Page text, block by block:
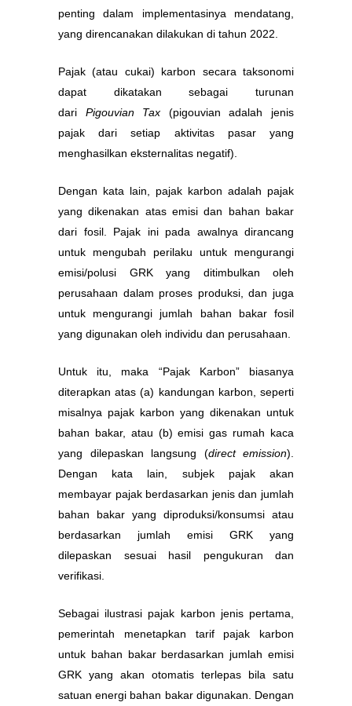
penting dalam implementasinya mendatang,
yang direncanakan dilakukan di tahun 2022.
Pajak (atau cukai) karbon secara taksonomi
dapat dikatakan sebagai turunan
dari Pigouvian Tax (pigouvian adalah jenis
pajak dari setiap aktivitas pasar yang
menghasilkan eksternalitas negatif).
Dengan kata lain, pajak karbon adalah pajak
yang dikenakan atas emisi dan bahan bakar
dari fosil. Pajak ini pada awalnya dirancang
untuk mengubah perilaku untuk mengurangi
emisi/polusi GRK yang ditimbulkan oleh
perusahaan dalam proses produksi, dan juga
untuk mengurangi jumlah bahan bakar fosil
yang digunakan oleh individu dan perusahaan.
Untuk itu, maka “Pajak Karbon” biasanya
diterapkan atas (a) kandungan karbon, seperti
misalnya pajak karbon yang dikenakan untuk
bahan bakar, atau (b) emisi gas rumah kaca
yang dilepaskan langsung (direct emission).
Dengan kata lain, subjek pajak akan
membayar pajak berdasarkan jenis dan jumlah
bahan bakar yang diproduksi/konsumsi atau
berdasarkan jumlah emisi GRK yang
dilepaskan sesuai hasil pengukuran dan
verifikasi.
Sebagai ilustrasi pajak karbon jenis pertama,
pemerintah menetapkan tarif pajak karbon
untuk bahan bakar berdasarkan jumlah emisi
GRK yang akan otomatis terlepas bila satu
satuan energi bahan bakar digunakan. Dengan